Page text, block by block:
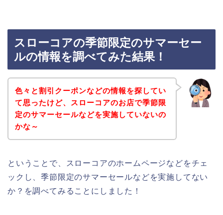
スローコアの季節限定のサマーセー
ルの情報を調べてみた結果！
色々と割引クーポンなどの情報を探してい
て思ったけど、スローコアのお店で季節限
定のサマーセールなどを実施していないの
かな～
ということで、スローコアのホームページなどをチェ
ックし、季節限定のサマーセールなどを実施してない
か？を調べてみることにしました！